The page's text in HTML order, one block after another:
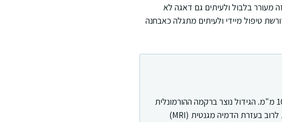
מעורר בלבול ולעיתים גם דאגה לא
טיפול מיידי ולעיתים מתגלה כאבחנה
מיקרואדנומה היא גידול שפיר קטן בבלוטת יותרת המוח, שגודלו פחות מ-10 מ"מ. הגידול נוצר ברקמה ההורמונלית
של הבלוטה ועלול להשפיע על הפרשת הורמונים. מיקרואדנומות מאובחנות לרוב בעזרת הדמיה מגנטית (MRI)